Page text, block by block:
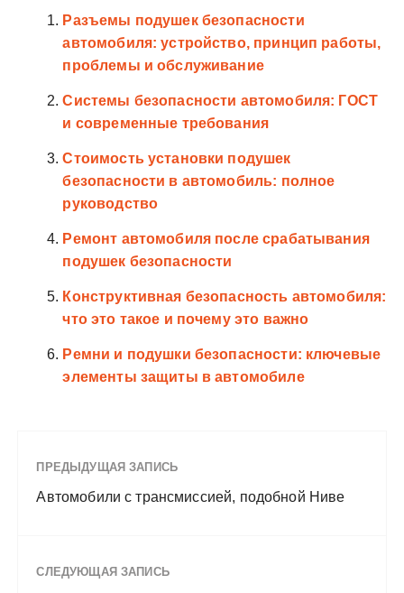
Разъемы подушек безопасности
автомобиля: устройство, принцип работы,
проблемы и обслуживание
Системы безопасности автомобиля: ГОСТ
и современные требования
Стоимость установки подушек
безопасности в автомобиль: полное
руководство
Ремонт автомобиля после срабатывания
подушек безопасности
Конструктивная безопасность автомобиля:
что это такое и почему это важно
Ремни и подушки безопасности: ключевые
элементы защиты в автомобиле
ПРЕДЫДУЩАЯ ЗАПИСЬ
Автомобили с трансмиссией, подобной Ниве
СЛЕДУЮЩАЯ ЗАПИСЬ